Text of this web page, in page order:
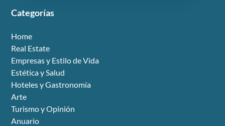
Categorías
Home
Real Estate
Empresas y Estilo de Vida
Estética y Salud
Hoteles y Gastronomía
Arte
Turismo y Opinión
Anuario